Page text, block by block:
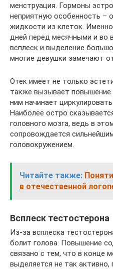
менструация. Гормоны
неприятную особенность –
жидкости из клеток.
дней перед месячными и во
всплеск и выделение
многие девушки замечают
Отек имеет не только
также вызывает повышение
ним начинает
Наиболее остро
головного мозга, ведь в
сопровождается
головокружением.
Читайте также:
в отечественной
Всплеск тестостерона
Из-за всплеска
болит голова. Повышение
связано с тем, что в конце
выделяется не так